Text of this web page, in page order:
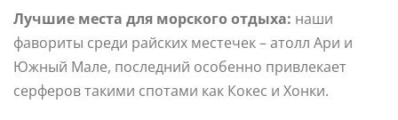
Лучшие места для морского отдыха: наши
фавориты среди райских местечек – атолл Ари и
Южный Мале, последний особенно привлекает
серферов такими спотами как Кокес и Хонки.